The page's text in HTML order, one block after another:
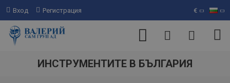
Вход Регистрация €
ИНСТРУМЕНТИТЕ В БЪЛГАРИЯ